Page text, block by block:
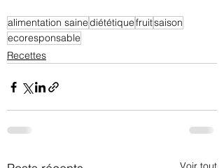
alimentation sainediététiquefruitsaison
ecoresponsable
Recettes